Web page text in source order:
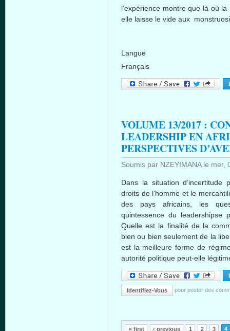
l’expérience montre que là où
elle laisse le vide aux
Langue
Français
VOLUME 13/2017 :
LEADERSHIP EN
PERSPECTIVES
Soumis par NZEYIMANAle mer,
Dans la situation
droits de l’homme et le
des pays africains, les
quintessence du leadershipse
Quelle est la finalité de la
bien ou bien seulement de la
est la meilleure forme de
autorité politique peut-elle
Identifiez-Vous pour poster des
Pages
« first ‹ previous 1 2 3 4